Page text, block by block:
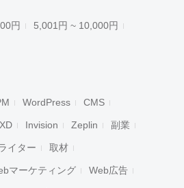
円 5,001円 ~ 10,000円
WordPress CMS
Invision Zeplin 副業
イター 取材
マーケティング Web広告